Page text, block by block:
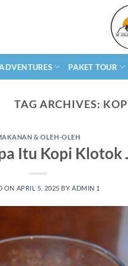
PAKET TOUR
TAG ARCHIVES:
& OLEH-OLEH
Itu Kopi Klotok
ON APRIL 5, 2025 BYADMIN 1